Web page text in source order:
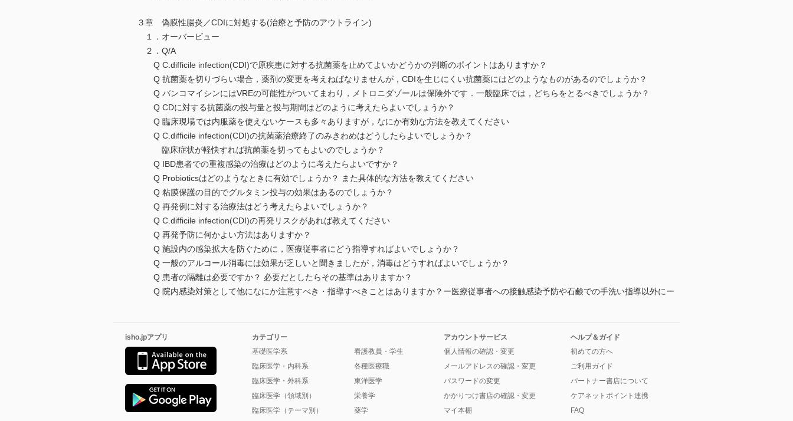
３章 偽膜性腸炎／CDIに対処する(治療と予防のアウトライン)
１．オーバービュー
２．Q/A
Q C.difficile infection(CDI)で原疾患に対する抗菌薬を止めてよいかどうかの判断のポイントはありますか？
Q 抗菌薬を切りづらい場合，薬剤の変更を考えねばなりませんが，CDIを生じにくい抗菌薬にはどのようなものがあるのでしょうか？
Q バンコマイシンにはVREの可能性がついてまわり，メトロニダゾールは保険外です．一般臨床では，どちらをとるべきでしょうか？
Q CDに対する抗菌薬の投与量と投与期間はどのように考えたらよいでしょうか？
Q 臨床現場では内服薬を使えないケースも多々ありますが，なにか有効な方法を教えてください
Q C.difficile infection(CDI)の抗菌薬治療終了のみきわめはどうしたらよいでしょうか？
臨床症状が軽快すれば抗菌薬を切ってもよいのでしょうか？
Q IBD患者での重複感染の治療はどのように考えたらよいですか？
Q Probioticsはどのようなときに有効でしょうか？ また具体的な方法を教えてください
Q 粘膜保護の目的でグルタミン投与の効果はあるのでしょうか？
Q 再発例に対する治療法はどう考えたらよいでしょうか？
Q C.difficile infection(CDI)の再発リスクがあれば教えてください
Q 再発予防に何かよい方法はありますか？
Q 施設内の感染拡大を防ぐために，医療従事者にどう指導すればよいでしょうか？
Q 一般のアルコール消毒には効果が乏しいと聞きましたが，消毒はどうすればよいでしょうか？
Q 患者の隔離は必要ですか？ 必要だとしたらその基準はありますか？
Q 院内感染対策として他になにか注意すべき・指導すべきことはありますか？ー医療従事者への接触感染予防や石鹸での手洗い指導以外にー
isho.jpアプリ
カテゴリー
基礎医学系
臨床医学・内科系
臨床医学・外科系
臨床医学（領域別）
臨床医学（テーマ別）
看護教員・学生
各種医療職
東洋医学
栄養学
薬学
アカウントサービス
個人情報の確認・変更
メールアドレスの確認・変更
パスワードの変更
かかりつけ書店の確認・変更
マイ本棚
ヘルプ＆ガイド
初めての方へ
ご利用ガイド
パートナー書店について
ケアネットポイント連携
FAQ